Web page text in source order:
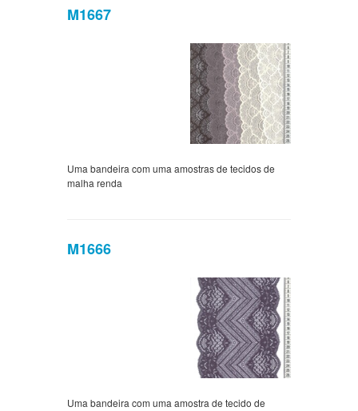
M1667
Uma bandeira com uma amostras de tecidos de
malha renda
M1666
Uma bandeira com uma amostra de tecido de